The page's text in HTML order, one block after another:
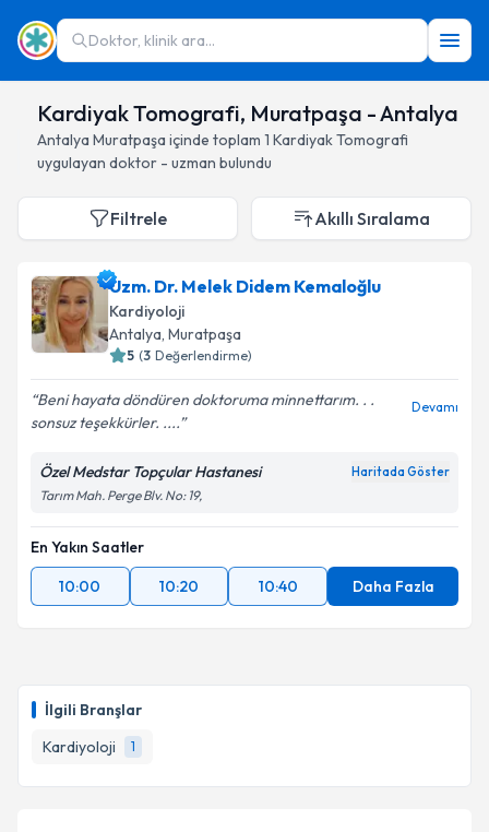
Doktor, klinik ara...
Kardiyak Tomografi, Muratpaşa - Antalya
Antalya Muratpaşa içinde toplam 1 Kardiyak Tomografi
uygulayan doktor - uzman bulundu
İlgili Branşlar
Kardiyoloji
1
Filtrele Akıllı Sıralama
Uzm. Dr. Melek Didem Kemaloğlu
Kardiyoloji
Antalya, Muratpaşa
5 (3 Değerlendirme)
Beni hayata döndüren doktoruma minnettarım. . .
sonsuz teşekkürler. ....
Devamı
Özel Medstar Topçular Hastanesi Haritada Göster
Tarım Mah. Perge Blv. No: 19,
En Yakın Saatler
10:00
10:20 10:40 Daha Fazla